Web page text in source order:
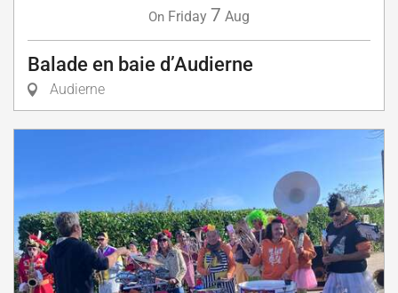
On Friday 7 Aug
Balade en baie d’Audierne
Audierne